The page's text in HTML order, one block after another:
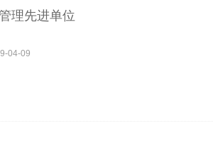
理先进单位
04-09